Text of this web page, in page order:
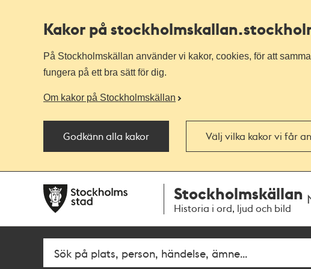
Kakor på stockholmskallan
På Stockholmskällan använder vi kakor, cookies, för att
fungera på ett bra sätt för dig.
Om kakor på Stockholmskällan
Godkänn alla kakor Välj vilka kakor vi får
navigationen
huvudinnehållet
Stockholmskällan
Historia i ord, ljud och bild
Fritextsök